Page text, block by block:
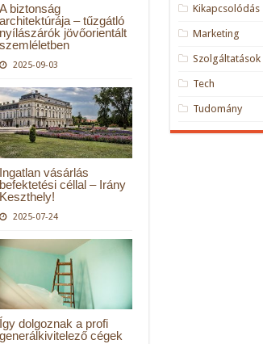
A biztonság
architektúrája – tűzgátló
nyílászárók jövőorientált
szemléletben
2025-09-03
Ingatlan vásárlás
befektetési céllal – Irány
Keszthely!
2025-07-24
Így dolgoznak a profi
generálkivitelező cégek
Kikapcsolódás
Marketing
Szolgáltatások
Tech
Tudomány